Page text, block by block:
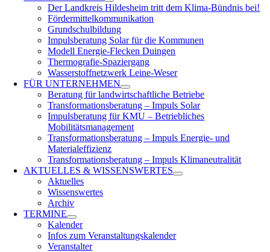
Der Landkreis Hildesheim tritt dem Klima-Bündnis bei!
Fördermittelkommunikation
Grundschulbildung
Impulsberatung Solar für die Kommunen
Modell Energie-Flecken Duingen
Thermografie-Spaziergang
Wasserstoffnetzwerk Leine-Weser
FÜRUNTERNEHMEN
Beratung für landwirtschaftliche Betriebe
Transformationsberatung – Impuls Solar
Impulsberatung für KMU – Betriebliches
Mobilitätsmanagement
Transformationsberatung – Impuls Energie- und
Materialeffizienz
Transformationsberatung – Impuls Klimaneutralität
AKTUELLES &WISSENSWERTES
Aktuelles
Wissenswertes
Archiv
TERMINE
Kalender
Infos zum Veranstaltungskalender
Veranstalter